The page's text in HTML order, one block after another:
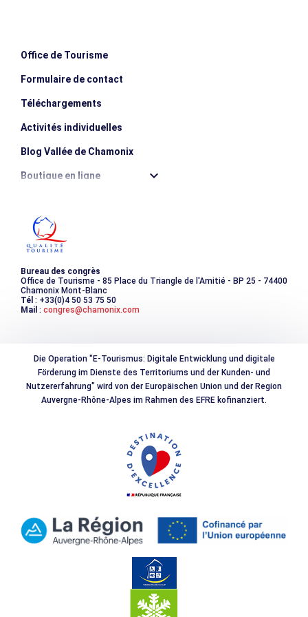
Positive Erhebung
Negative Höhe
Dauer einfache Fahrt
Office de Tourisme
Formulaire de contact
Téléchargements
Activités individuelles
Blog Vallée de Chamonix
Boutique en ligne
Les incontournables
Photothèque
Bureau des congrès
Office de Tourisme - 85 Place du Triangle de l'Amitié - BP 25 - 74400
Chamonix Mont-Blanc
Tél : +33(0)4 50 53 75 50
Mail : congres@chamonix.com
Die Operation "E-Tourismus: Digitale Entwicklung und digitale
Förderung im Dienste des Territoriums und der Kunden- und
Nutzererfahrung" wird von der Europäischen Union und der Region
Auvergne-Rhône-Alpes im Rahmen des EFRE kofinanziert.